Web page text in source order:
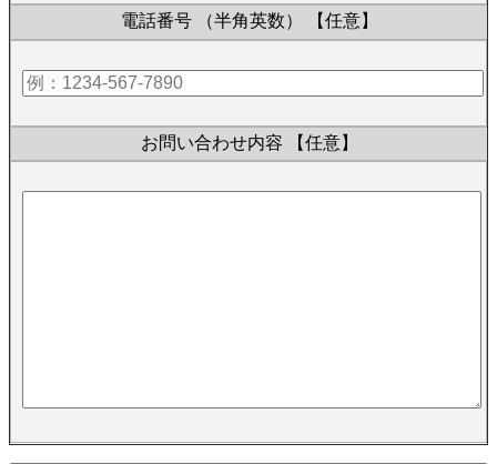
電話番号 （半角英数） 【任意】
お問い合わせ内容 【任意】